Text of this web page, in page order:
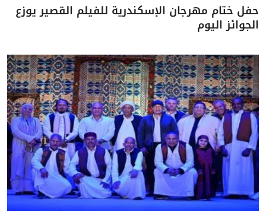
حفل ختام مهرجان الإسكندرية للفيلم القصير يوزع
الجوائز اليوم